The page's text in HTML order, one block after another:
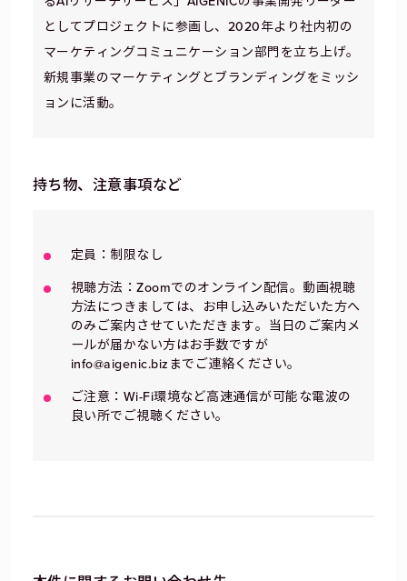
としてプロジェクトに参画し、2020年より社内初の
マーケティングコミュニケーション部門を立ち上げ。
新規事業のマーケティングとブランディングをミッシ
ョンに活動。
持ち物、注意事項など
定員：制限なし
視聴方法：Zoomでのオンライン配信。動画視聴
方法につきましては、お申し込みいただいた方へ
のみご案内させていただきます。当日のご案内メ
ールが届かない方はお手数ですが
info@aigenic.bizまでご連絡ください。
ご注意：Wi-Fi環境など高速通信が可能な電波の
良い所でご視聴ください。